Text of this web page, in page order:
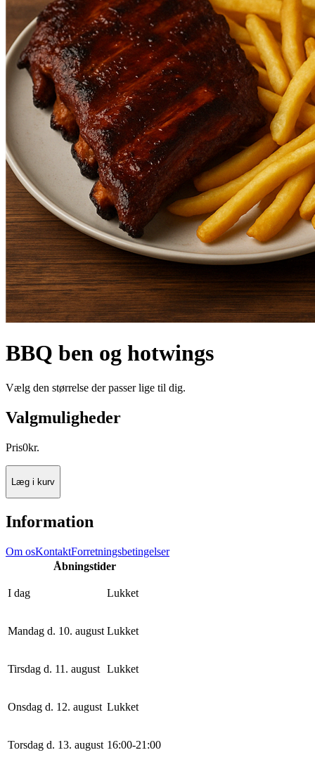
BBQ ben og hotwings
Vælg den størrelse der passer lige til dig.
Valgmuligheder
Pris0kr.
Læg i kurv
Information
Om osKontaktForretningsbetingelser
Åbningstider
I dag Lukket
Mandag d. 10. august Lukket
Tirsdag d. 11. august Lukket
Onsdag d. 12. august Lukket
Torsdag d. 13. august 16:00-21 :00